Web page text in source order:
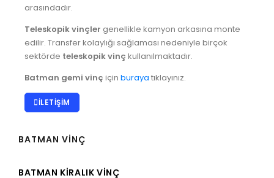
arasındadır.
Teleskopik vinçler genellikle kamyon arkasına monte
edilir. Transfer kolaylığı sağlaması nedeniyle birçok
sektörde teleskopik vinç kullanılmaktadır.
Batman gemi vinç için buraya tıklayınız.
İLETIŞIM
BATMAN VINÇ
BATMAN KIRALIK VINÇ